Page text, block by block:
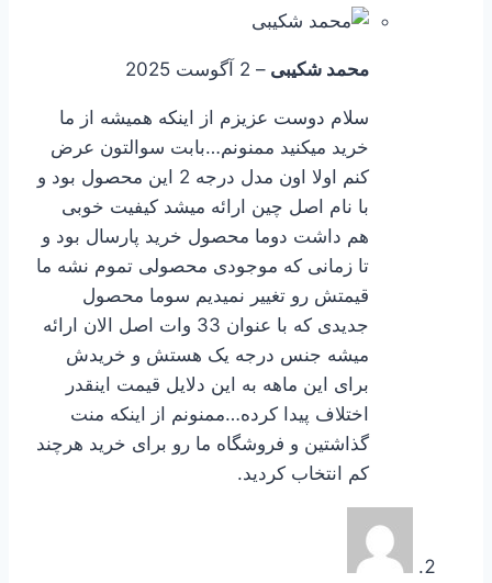
محمد شکیبی – 2 آگوست 2025
سلام دوست عزیزم از اینکه همیشه از ما
خرید میکنید ممنونم…بابت سوالتون عرض
کنم اولا اون مدل درجه 2 این محصول بود و
با نام اصل چین ارائه میشد کیفیت خوبی
هم داشت دوما محصول خرید پارسال بود و
تا زمانی که موجودی محصولی تموم نشه ما
قیمتش رو تغییر نمیدیم سوما محصول
جدیدی که با عنوان 33 وات اصل الان ارائه
میشه جنس درجه یک هستش و خریدش
برای این ماهه به این دلایل قیمت اینقدر
اختلاف پیدا کرده…ممنونم از اینکه منت
گذاشتین و فروشگاه ما رو برای خرید هرچند
کم انتخاب کردید.